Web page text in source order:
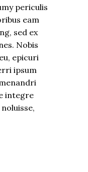
periculis
eam
sed ex
Nobis
epicuri
ipsum
integre